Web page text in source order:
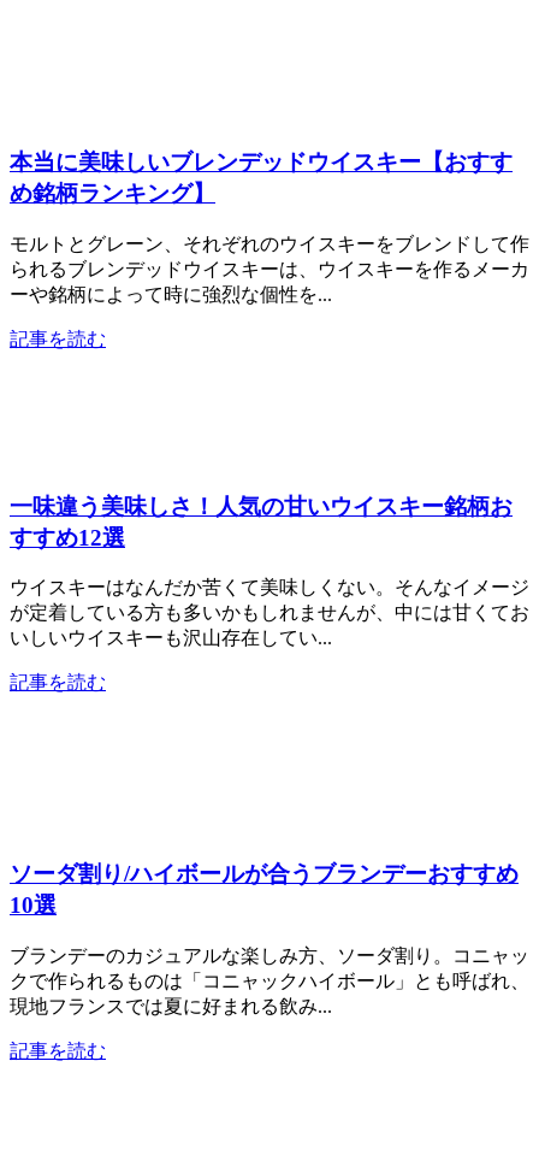
本当に美味しいブレンデッドウイスキー【おすす
め銘柄ランキング】
モルトとグレーン、それぞれのウイスキーをブレンドして作
られるブレンデッドウイスキーは、ウイスキーを作るメーカ
ーや銘柄によって時に強烈な個性を...
記事を読む
一味違う美味しさ！人気の甘いウイスキー銘柄お
すすめ12選
ウイスキーはなんだか苦くて美味しくない。そんなイメージ
が定着している方も多いかもしれませんが、中には甘くてお
いしいウイスキーも沢山存在してい...
記事を読む
ソーダ割り/ハイボールが合うブランデーおすすめ
10選
ブランデーのカジュアルな楽しみ方、ソーダ割り。コニャッ
クで作られるものは「コニャックハイボール」とも呼ばれ、
現地フランスでは夏に好まれる飲み...
記事を読む